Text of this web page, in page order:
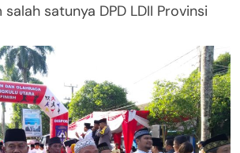
satunya DPD LDII Provinsi